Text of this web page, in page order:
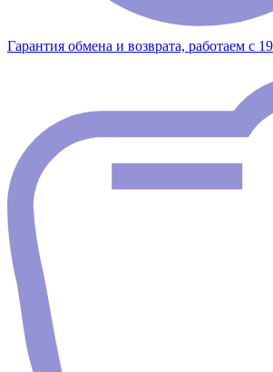
Гарантия обмена и возврата, работаем с